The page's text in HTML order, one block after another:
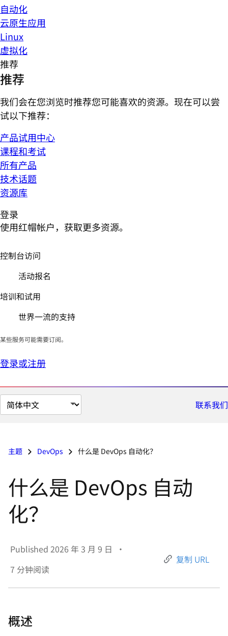
自动化
云原生应用
Linux
虚拟化
推荐
推荐
我们会在您浏览时推荐您可能喜欢的资源。现在可以尝
试以下推荐：
产品试用中心
课程和考试
所有产品
技术话题
资源库
登录
使用红帽帐户，获取更多资源。
控制台访问
活动报名
培训和试用
世界一流的支持
某些服务可能需要订阅。
登录或注册
切
换
语
联系我们
主题 DevOps 什么是 DevOps 自动化？
什么是 DevOps 自动
化？
Published 2026 年 3 月 9 日
•
7 分钟阅读
复制 URL
概述